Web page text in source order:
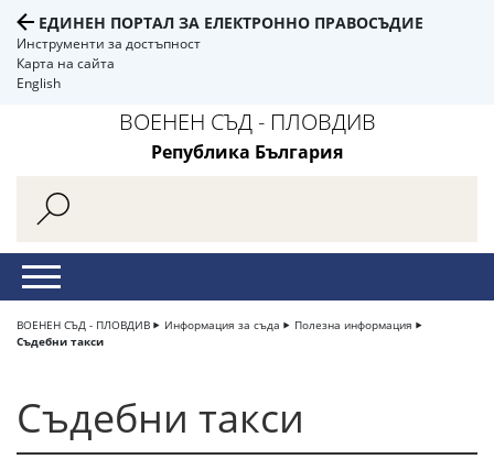
ЕДИНЕН ПОРТАЛ ЗА ЕЛЕКТРОННО ПРАВОСЪДИЕ
Инструменти за достъпност
Карта на сайта
English
ВОЕНЕН СЪД - ПЛОВДИВ
Република България
ВОЕНЕН СЪД - ПЛОВДИВ Информация за съда
Полезна информация
Съдебни такси
Съдебни такси